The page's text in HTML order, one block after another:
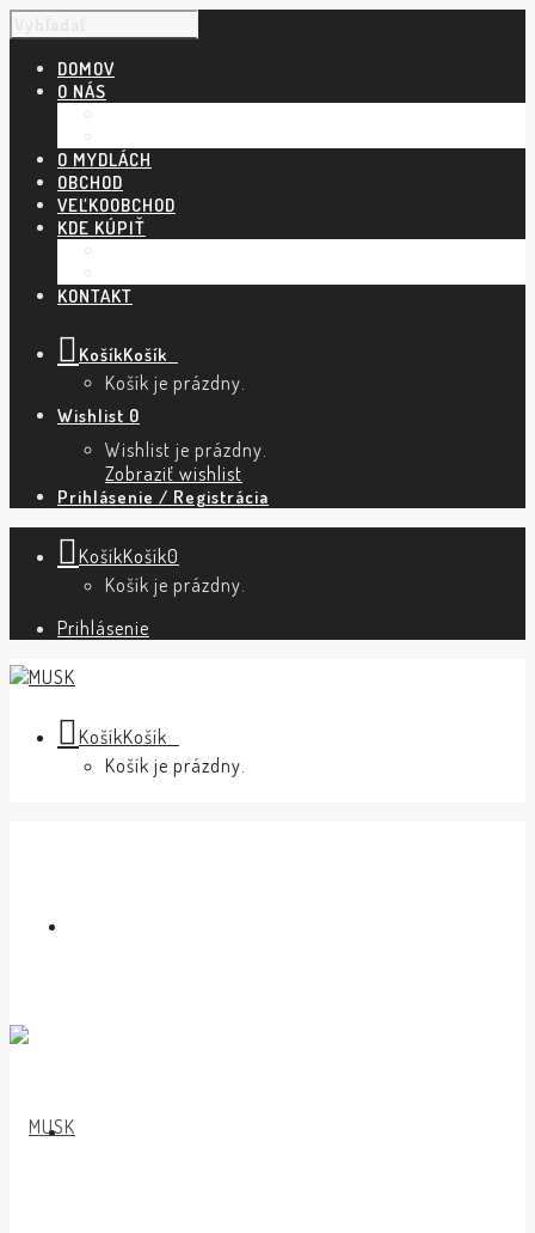
DOMOV
O NÁS
O MYDLÁCH
OBCHOD
VEĽKOOBCHOD
KDE KÚPIŤ
KONTAKT
KošíkKošík
Košík je prázdny.
Wishlist 0
Wishlist je prázdny.
Zobraziť wishlist
Prihlásenie / Registrácia
KošíkKošík0
Košík je prázdny.
Prihlásenie
KošíkKošík
Košík je prázdny.